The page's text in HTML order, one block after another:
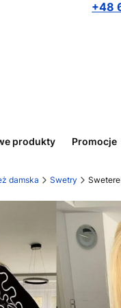
+48
produkty Promocje
damska Swetry